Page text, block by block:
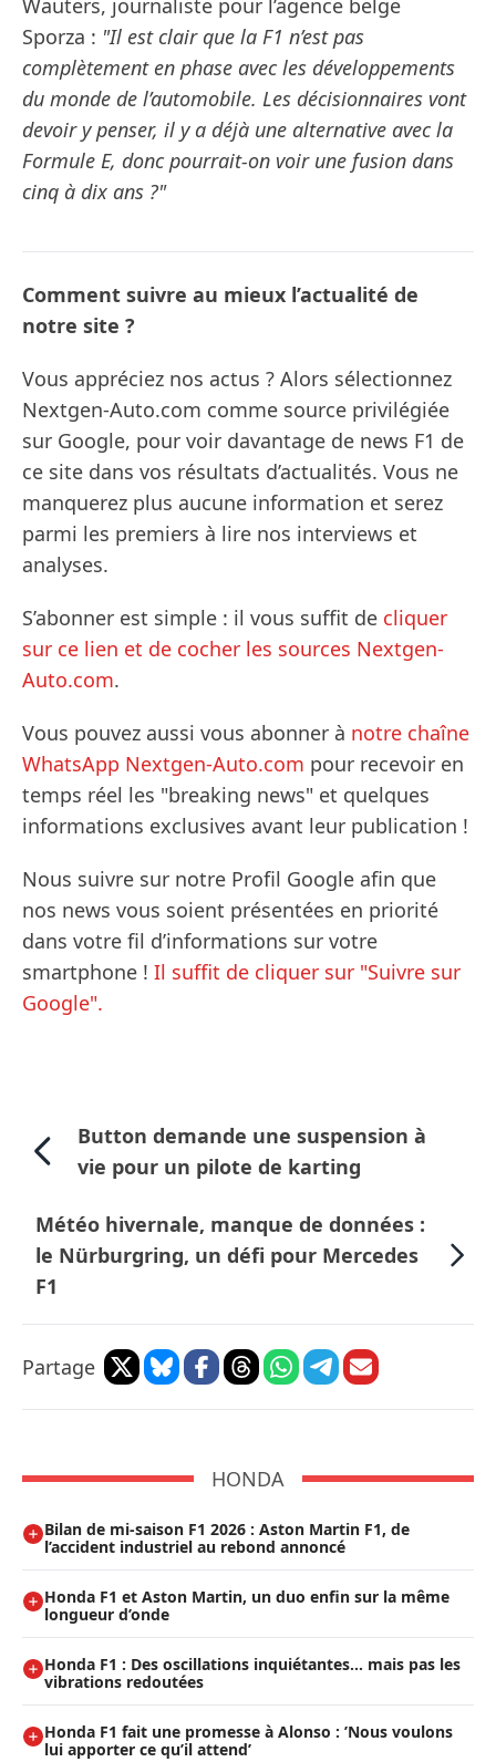
Wauters, journaliste pour l’agence belge
Sporza : "Il est clair que la F1 n’est pas
complètement en phase avec les développements
du monde de l’automobile. Les décisionnaires vont
devoir y penser, il y a déjà une alternative avec la
Formule E, donc pourrait-on voir une fusion dans
cinq à dix ans ?"
Comment suivre au mieux l’actualité de
notre site ?
Vous appréciez nos actus ? Alors sélectionnez
Nextgen-Auto.com comme source privilégiée
sur Google, pour voir davantage de news F1 de
ce site dans vos résultats d’actualités. Vous ne
manquerez plus aucune information et serez
parmi les premiers à lire nos interviews et
analyses.
S’abonner est simple : il vous suffit de cliquer
sur ce lien et de cocher les sources Nextgen-
Auto.com.
Vous pouvez aussi vous abonner à notre chaîne
WhatsApp Nextgen-Auto.com pour recevoir en
temps réel les "breaking news" et quelques
informations exclusives avant leur publication !
Nous suivre sur notre Profil Google afin que
nos news vous soient présentées en priorité
dans votre fil d’informations sur votre
smartphone ! Il suffit de cliquer sur "Suivre sur
Google".
Button demande une suspension à
vie pour un pilote de karting
Météo hivernale, manque de données :
le Nürburgring, un défi pour Mercedes
F1
Partage
HONDA
Bilan de mi-saison F1 2026 : Aston Martin F1, de
l’accident industriel au rebond annoncé
Honda F1 et Aston Martin, un duo enfin sur la même
longueur d’onde
Honda F1 : Des oscillations inquiétantes… mais pas les
vibrations redoutées
Honda F1 fait une promesse à Alonso : ’Nous voulons
lui apporter ce qu’il attend’